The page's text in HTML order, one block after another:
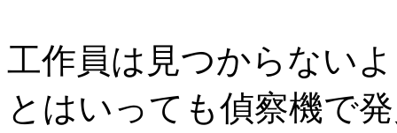
工作員は見つからない
とはいっても偵察機で